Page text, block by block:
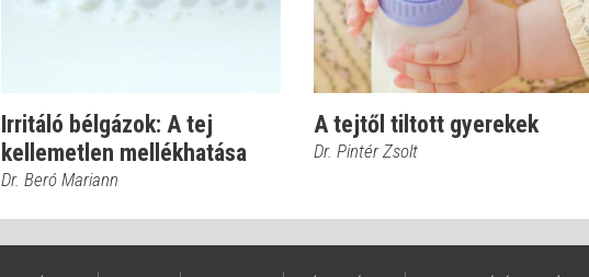
Irritáló bélgázok: A tej
kellemetlen mellékhatása
Dr. Beró Mariann
A tejtől tiltott gyerekek
Dr. Pintér Zsolt